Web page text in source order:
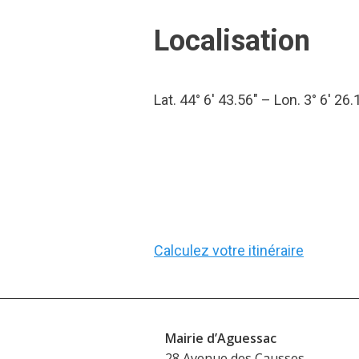
Localisation
Lat. 44° 6′ 43.56″ – Lon. 3° 6′
Calculez votre itinéraire
Mairie d’Aguessac